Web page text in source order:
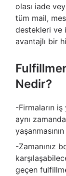
olası iade
tüm mail,
destekleri ve
avantajlı bir
Nedir?
-Firmaların
aynı
-Zamanınız
geçen